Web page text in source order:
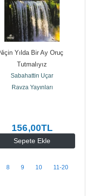
Sepete Ekle
Niçin Yılda Bir Ay Oruç
Tutmalıyız
Sabahattin Uçar
Ravza Yayınları
156,00TL
8 9 10 11-20